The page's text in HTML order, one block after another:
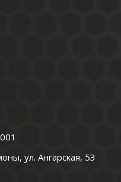
ул. Ангарская, 53